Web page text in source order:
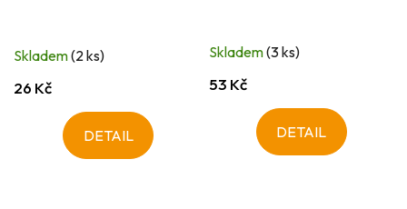
Skladem(2 ks)
26 Kč
DETAIL
Skladem(3 ks)
53 Kč
DETAIL